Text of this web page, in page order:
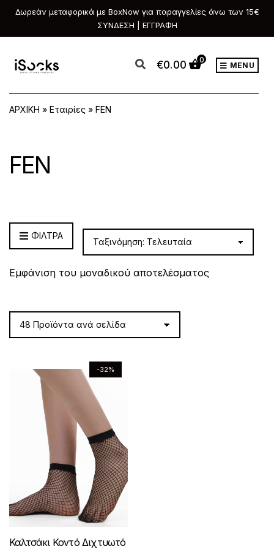
Δωρεάν μεταφορικά με BoxNow για παραγγελίες άνω των 15€
ΣΥΝΔΕΣΗ | ΕΓΓΡΑΦΗ
€0.00 0
MENU
ΑΡΧΙΚΗ » Εταιρίες » FEN
FEN
ΦΙΛΤΡΑ
Εμφάνιση του μοναδικού αποτελέσματος
-32%
Καλτσάκι Κοντό Διχτυωτό